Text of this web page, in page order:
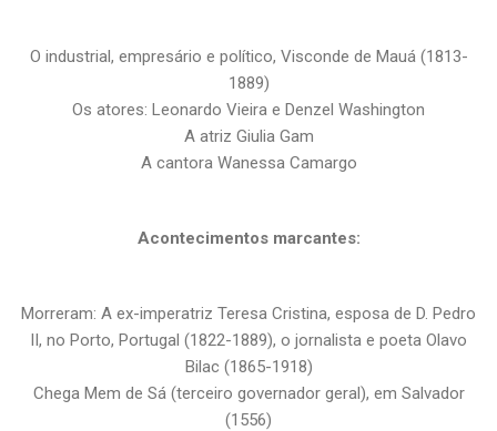
O industrial, empresário e político, Visconde de Mauá (1813-
1889)
Os atores: Leonardo Vieira e Denzel Washington
A atriz Giulia Gam
A cantora Wanessa Camargo
Acontecimentos marcantes:
Morreram: A ex-imperatriz Teresa Cristina, esposa de D. Pedro
II, no Porto, Portugal (1822-1889), o jornalista e poeta Olavo
Bilac (1865-1918)
Chega Mem de Sá (terceiro governador geral), em Salvador
(1556)